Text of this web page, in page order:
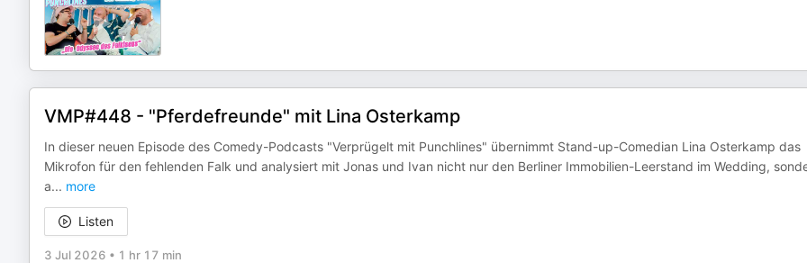
VMP#448 - "Pferdefreunde" mit Lina Osterkamp
In dieser neuen Episode des Comedy-Podcasts "Verprügelt mit Punchlines" übernimmt Stand-up-Comedian Lina Osterkamp das
Mikrofon für den fehlenden Falk und analysiert mit Jonas und Ivan nicht nur den Berliner Immobilien-Leerstand im Wedding,
a... more
Listen
3 Jul 2026 • 1 hr 17 min